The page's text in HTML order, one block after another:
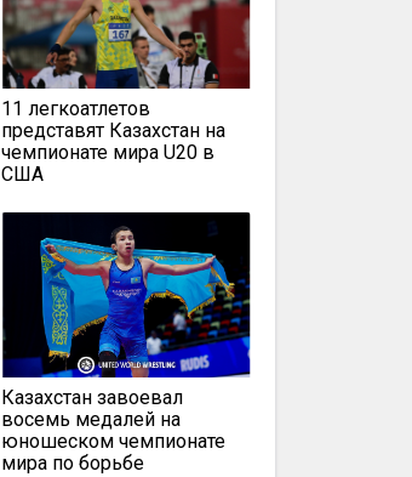
11 легкоатлетов
представят Казахстан на
чемпионате мира U20 в
США
Казахстан завоевал
восемь медалей на
юношеском чемпионате
мира по борьбе